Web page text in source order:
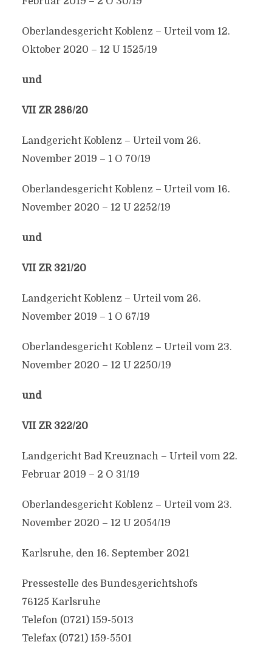
Oberlandesgericht Koblenz – Urteil vom 12.
Oktober 2020 – 12 U 1525/19
und
VII ZR 286/20
Landgericht Koblenz – Urteil vom 26.
November 2019 – 1 O 70/19
Oberlandesgericht Koblenz – Urteil vom 16.
November 2020 – 12 U 2252/19
und
VII ZR 321/20
Landgericht Koblenz – Urteil vom 26.
November 2019 – 1 O 67/19
Oberlandesgericht Koblenz – Urteil vom 23.
November 2020 – 12 U 2250/19
und
VII ZR 322/20
Landgericht Bad Kreuznach – Urteil vom 22.
Februar 2019 – 2 O 31/19
Oberlandesgericht Koblenz – Urteil vom 23.
November 2020 – 12 U 2054/19
Karlsruhe, den 16. September 2021
Pressestelle des Bundesgerichtshofs
76125 Karlsruhe
Telefon (0721) 159-5013
Telefax (0721) 159-5501